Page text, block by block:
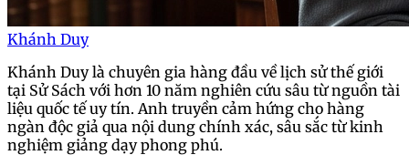
Khánh Duy
Khánh Duy là chuyên gia hàng đầu về lịch sử thế giới
tại Sử Sách với hơn 10 năm nghiên cứu sâu từ nguồn tài
liệu quốc tế uy tín. Anh truyền cảm hứng cho hàng
ngàn độc giả qua nội dung chính xác, sâu sắc từ kinh
nghiệm giảng dạy phong phú.